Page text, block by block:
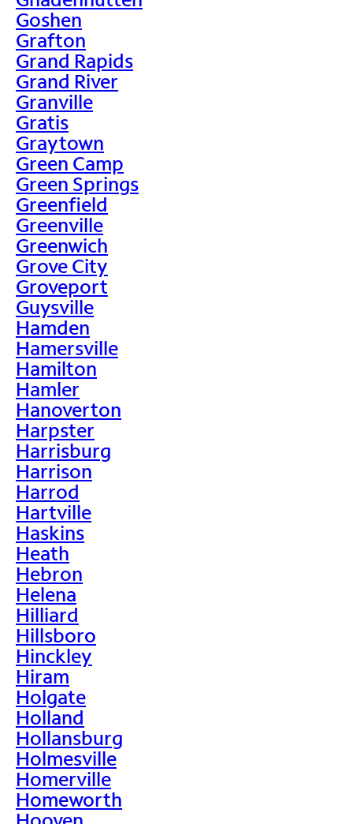
Goshen
Grafton
Grand Rapids
Grand River
Granville
Gratis
Graytown
Green Camp
Green Springs
Greenfield
Greenville
Greenwich
Grove City
Groveport
Guysville
Hamden
Hamersville
Hamilton
Hamler
Hanoverton
Harpster
Harrisburg
Harrison
Harrod
Hartville
Haskins
Heath
Hebron
Helena
Hilliard
Hillsboro
Hinckley
Hiram
Holgate
Holland
Hollansburg
Holmesville
Homerville
Homeworth